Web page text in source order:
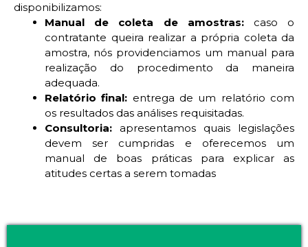
disponibilizamos:
Manual de coleta de amostras: caso o
contratante queira realizar a própria coleta da
amostra, nós providenciamos um manual para
realização do procedimento da maneira
adequada.
Relatório final: entrega de um relatório com
os resultados das análises requisitadas.
Consultoria: apresentamos quais legislações
devem ser cumpridas e oferecemos um
manual de boas práticas para explicar as
atitudes certas a serem tomadas